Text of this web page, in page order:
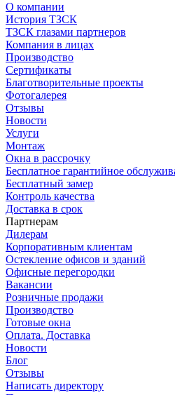
О компании
История ТЗСК
ТЗСК глазами партнеров
Компания в лицах
Производство
Сертификаты
Благотворительные проекты
Фотогалерея
Отзывы
Новости
Услуги
Монтаж
Окна в рассрочку
Бесплатное гарантийное
Бесплатный замер
Контроль качества
Доставка в срок
Партнерам
Дилерам
Корпоративным клиентам
Остекление офисов и зданий
Офисные перегородки
Вакансии
Розничные продажи
Производство
Готовые окна
Оплата. Доставка
Новости
Блог
Отзывы
Написать директору